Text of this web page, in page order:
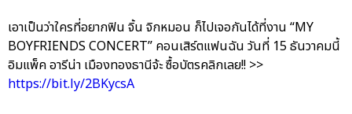
เอาเป็นว่าใครที่อยากฟิน จิ้น จิกหมอน ก็ไปเจอกันได้ที่งาน “MY
BOYFRIENDS CONCERT” คอนเสิร์ตแฟนฉัน วันที่ 15 ธันวาคมนี้
อิมแพ็ค อารีน่า เมืองทองธานีจ้ะ ซื้อบัตรคลิกเลย!! >>
https://bit.ly/2BKycsA